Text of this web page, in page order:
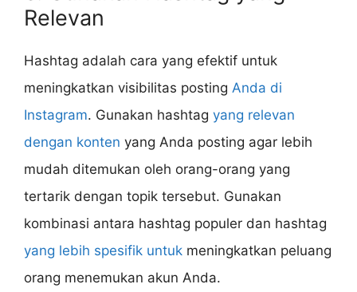
Relevan
Hashtag adalah cara yang efektif untuk
meningkatkan visibilitas posting Anda di
Instagram. Gunakan hashtag yang relevan
dengan konten yang Anda posting agar lebih
mudah ditemukan oleh orang-orang yang
tertarik dengan topik tersebut. Gunakan
kombinasi antara hashtag populer dan hashtag
yang lebih spesifik untuk meningkatkan peluang
orang menemukan akun Anda.